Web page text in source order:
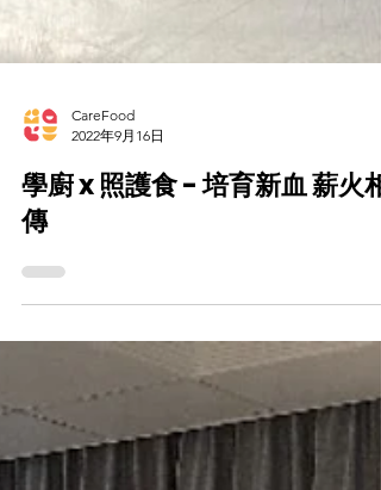
學廚 x 照護食 - 培育新血 薪火相
傳